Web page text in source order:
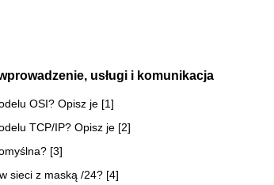
usługi i komunikacja
OSI? Opisz je [1]
TCP/IP? Opisz je [2]
[3]
sieci z maską /24? [4]